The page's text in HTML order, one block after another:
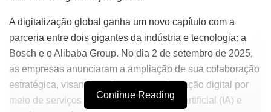
A digitalização global ganha um novo capítulo com a
parceria entre dois gigantes da indústria e tecnologia: a
Bosch e o Alibaba Group. No dia 2 de setembro de 2025,
as empresas anunciaram a ampliação de sua colaboração
estratégica, visando acelerar a transformação digital por
meio de serviços na nuvem, inteligência artificial (IA) e
Continue Reading